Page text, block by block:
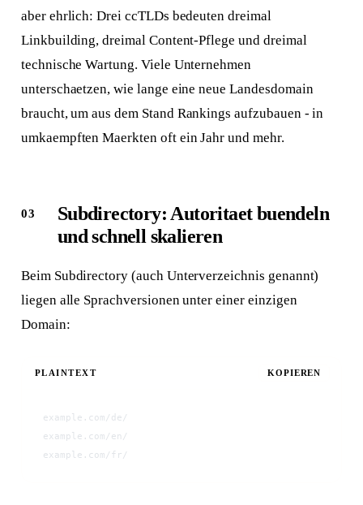
aber ehrlich: Drei ccTLDs bedeuten dreimal
Linkbuilding, dreimal Content-Pflege und dreimal
technische Wartung. Viele Unternehmen
unterschaetzen, wie lange eine neue Landesdomain
braucht, um aus dem Stand Rankings aufzubauen - in
umkaempften Maerkten oft ein Jahr und mehr.
Subdirectory: Autoritaet buendeln
und schnell skalieren
Beim Subdirectory (auch Unterverzeichnis genannt)
liegen alle Sprachversionen unter einer einzigen
Domain:
PLAINTEXT KOPIEREN
example.com/de/
example.com/en/
example.com/fr/